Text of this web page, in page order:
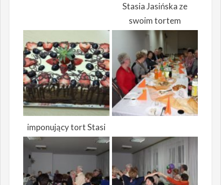
Stasia Jasińska ze
swoim tortem
imponujący tort Stasi